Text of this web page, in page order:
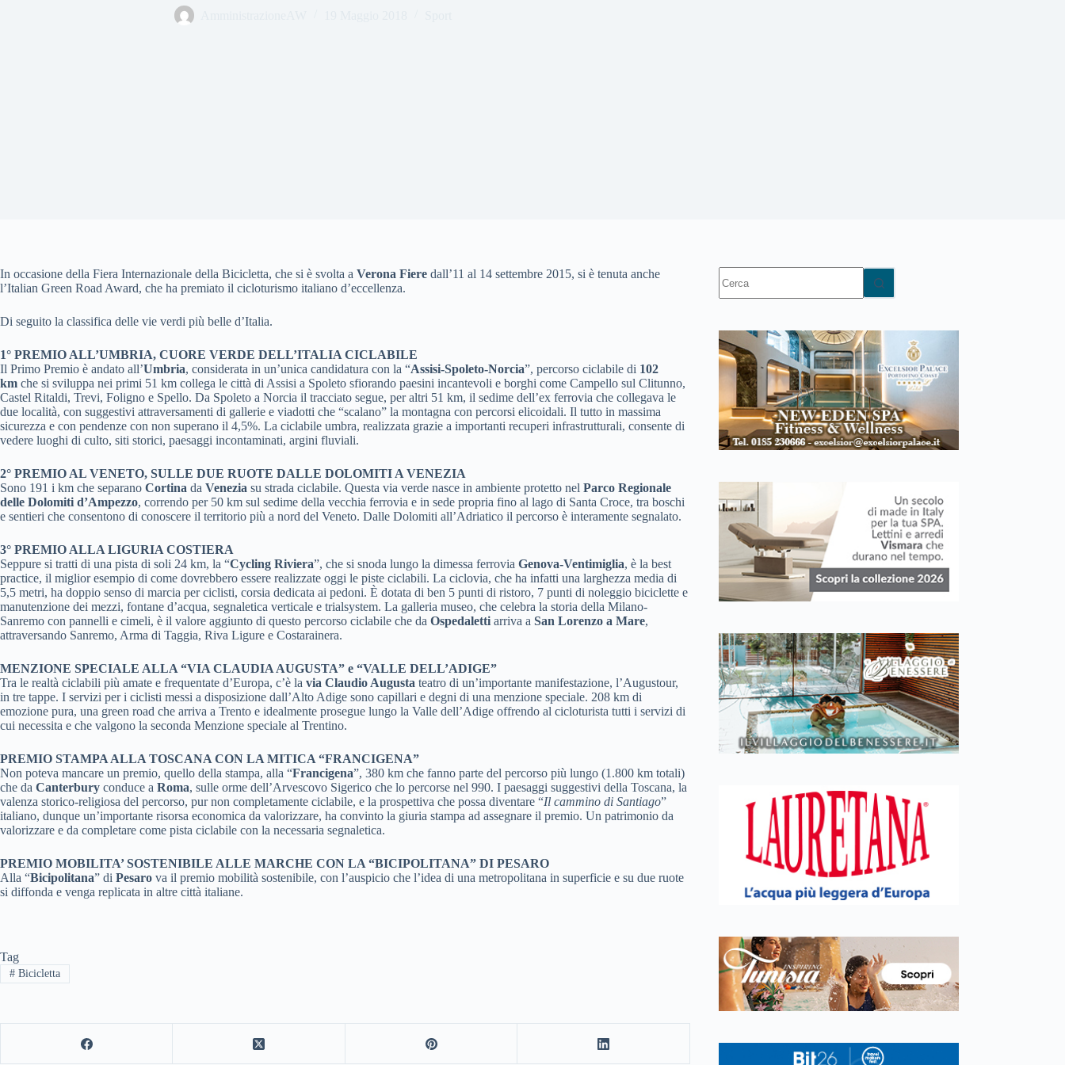
In occasione della Fiera Internazionale della Bicicletta, che si è svolta a Verona Fiere dall’11 al 14 settembre 2015, si è tenuta anche
l’Italian Green Road Award, che ha premiato il cicloturismo italiano d’eccellenza.
Di seguito la classifica delle vie verdi più belle d’Italia.
1° PREMIO ALL’UMBRIA, CUORE VERDE DELL’ITALIA CICLABILE
Il Primo Premio è andato all’Umbria, considerata in un’unica candidatura con la “Assisi-Spoleto-Norcia”, percorso ciclabile di 102
km che si sviluppa nei primi 51 km collega le città di Assisi a Spoleto sfiorando paesini incantevoli e borghi come Campello sul Clitunno,
Castel Ritaldi, Trevi, Foligno e Spello. Da Spoleto a Norcia il tracciato segue, per altri 51 km, il sedime dell’ex ferrovia che collegava le
due località, con suggestivi attraversamenti di gallerie e viadotti che “scalano” la montagna con percorsi elicoidali. Il tutto in massima
sicurezza e con pendenze con non superano il 4,5%. La ciclabile umbra, realizzata grazie a importanti recuperi infrastrutturali, consente di
vedere luoghi di culto, siti storici, paesaggi incontaminati, argini fluviali.
2° PREMIO AL VENETO, SULLE DUE RUOTE DALLE DOLOMITI A VENEZIA
Sono 191 i km che separano Cortina da Venezia su strada ciclabile. Questa via verde nasce in ambiente protetto nel Parco Regionale
delle Dolomiti d’Ampezzo, correndo per 50 km sul sedime della vecchia ferrovia e in sede propria fino al lago di Santa Croce, tra boschi
e sentieri che consentono di conoscere il territorio più a nord del Veneto. Dalle Dolomiti all’Adriatico il percorso è interamente segnalato.
3° PREMIO ALLA LIGURIA COSTIERA
Seppure si tratti di una pista di soli 24 km, la “Cycling Riviera”, che si snoda lungo la dimessa ferrovia Genova-Ventimiglia, è la best
practice, il miglior esempio di come dovrebbero essere realizzate oggi le piste ciclabili. La ciclovia, che ha infatti una larghezza media di
5,5 metri, ha doppio senso di marcia per ciclisti, corsia dedicata ai pedoni. È dotata di ben 5 punti di ristoro, 7 punti di noleggio biciclette e
manutenzione dei mezzi, fontane d’acqua, segnaletica verticale e trialsystem. La galleria museo, che celebra la storia della Milano-
Sanremo con pannelli e cimeli, è il valore aggiunto di questo percorso ciclabile che da Ospedaletti arriva a San Lorenzo a Mare,
attraversando Sanremo, Arma di Taggia, Riva Ligure e Costarainera.
MENZIONE SPECIALE ALLA “VIA CLAUDIA AUGUSTA” e “VALLE DELL’ADIGE”
Tra le realtà ciclabili più amate e frequentate d’Europa, c’è la via Claudio Augusta teatro di un’importante manifestazione, l’Augustour,
in tre tappe. I servizi per i ciclisti messi a disposizione dall’Alto Adige sono capillari e degni di una menzione speciale. 208 km di
emozione pura, una green road che arriva a Trento e idealmente prosegue lungo la Valle dell’Adige offrendo al cicloturista tutti i servizi di
cui necessita e che valgono la seconda Menzione speciale al Trentino.
PREMIO STAMPA ALLA TOSCANA CON LA MITICA “FRANCIGENA”
Non poteva mancare un premio, quello della stampa, alla “Francigena”, 380 km che fanno parte del percorso più lungo (1.800 km totali)
che da Canterbury conduce a Roma, sulle orme dell’Arvescovo Sigerico che lo percorse nel 990. I paesaggi suggestivi della Toscana, la
valenza storico-religiosa del percorso, pur non completamente ciclabile, e la prospettiva che possa diventare “Il cammino di Santiago”
italiano, dunque un’importante risorsa economica da valorizzare, ha convinto la giuria stampa ad assegnare il premio. Un patrimonio da
valorizzare e da completare come pista ciclabile con la necessaria segnaletica.
PREMIO MOBILITA’ SOSTENIBILE ALLE MARCHE CON LA “BICIPOLITANA” DI PESARO
Alla “Bicipolitana” di Pesaro va il premio mobilità sostenibile, con l’auspicio che l’idea di una metropolitana in superficie e su due ruote
si diffonda e venga replicata in altre città italiane.
Tag
#Bicicletta
risultato